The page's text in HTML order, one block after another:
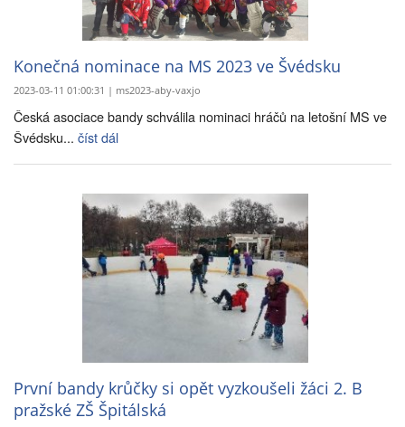
Konečná nominace na MS 2023 ve Švédsku
2023-03-11 01:00:31 | ms2023-aby-vaxjo
Česká asociace bandy schválila nominaci hráčů na letošní MS ve
Švédsku... číst dál
První bandy krůčky si opět vyzkoušeli žáci 2. B
pražské ZŠ Špitálská